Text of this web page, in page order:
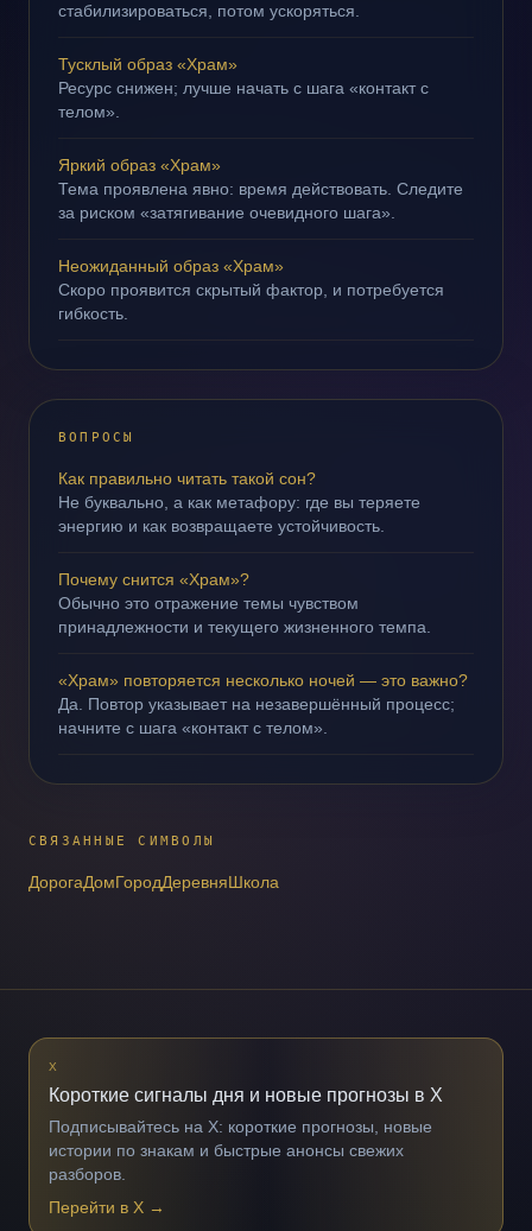
стабилизироваться, потом ускоряться.
Тусклый образ «Храм»
Ресурс снижен; лучше начать с шага «контакт с
телом».
Яркий образ «Храм»
Тема проявлена явно: время действовать. Следите
за риском «затягивание очевидного шага».
Неожиданный образ «Храм»
Скоро проявится скрытый фактор, и потребуется
гибкость.
ВОПРОСЫ
Как правильно читать такой сон?
Не буквально, а как метафору: где вы теряете
энергию и как возвращаете устойчивость.
Почему снится «Храм»?
Обычно это отражение темы чувством
принадлежности и текущего жизненного темпа.
«Храм» повторяется несколько ночей — это важно?
Да. Повтор указывает на незавершённый процесс;
начните с шага «контакт с телом».
СВЯЗАННЫЕ СИМВОЛЫ
ДорогаДомГородДеревняШкола
X
Короткие сигналы дня и новые прогнозы в X
Подписывайтесь на X: короткие прогнозы, новые
истории по знакам и быстрые анонсы свежих
разборов.
Перейти в X →